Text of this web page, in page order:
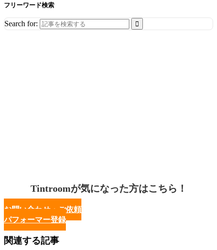
フリーワード検索
Search for:
Tintroomが気になった方はこちら！
お問い合わせ・ご依頼
パフォーマー登録
関連する記事